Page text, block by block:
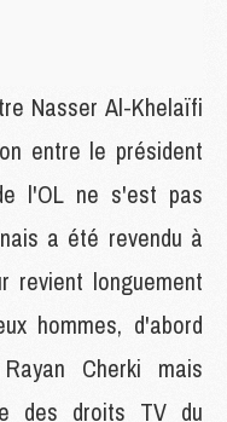
Nasser Al-Khelaïfi
entre le président
l'OL ne s'est pas
a été revendu à
revient longuement
hommes, d'abord
Cherki mais
des droits TV du